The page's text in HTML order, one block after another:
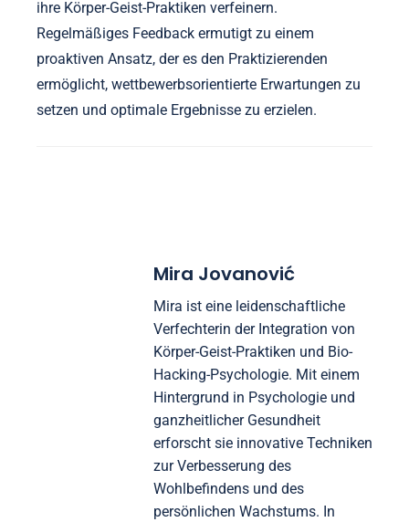
ihre Körper-Geist-Praktiken verfeinern.
Regelmäßiges Feedback ermutigt zu einem
proaktiven Ansatz, der es den Praktizierenden
ermöglicht, wettbewerbsorientierte Erwartungen zu
setzen und optimale Ergebnisse zu erzielen.
Mira Jovanović
Mira ist eine leidenschaftliche
Verfechterin der Integration von
Körper-Geist-Praktiken und Bio-
Hacking-Psychologie. Mit einem
Hintergrund in Psychologie und
ganzheitlicher Gesundheit
erforscht sie innovative Techniken
zur Verbesserung des
Wohlbefindens und des
persönlichen Wachstums. In